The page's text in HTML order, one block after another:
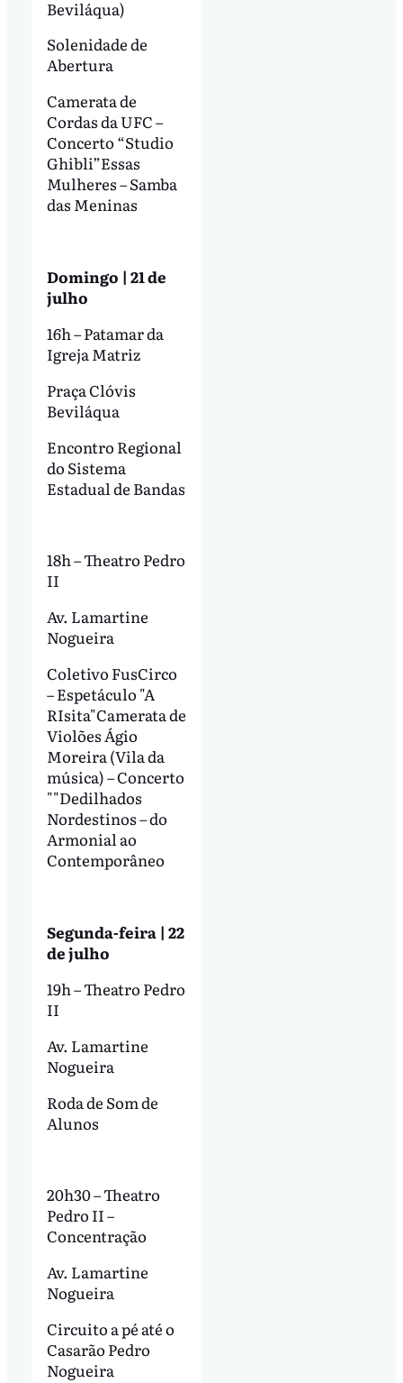
Beviláqua)
Solenidade de
Abertura
Camerata de
Cordas da UFC –
Concerto “Studio
Ghibli”Essas
Mulheres – Samba
das Meninas
Domingo | 21 de
julho
16h – Patamar da
Igreja Matriz
Praça Clóvis
Beviláqua
Encontro Regional
do Sistema
Estadual de Bandas
18h – Theatro Pedro
II
Av. Lamartine
Nogueira
Coletivo FusCirco
– Espetáculo "A
RIsita"Camerata de
Violões Ágio
Moreira (Vila da
música) – Concerto
""Dedilhados
Nordestinos – do
Armonial ao
Contemporâneo
Segunda-feira | 22
de julho
19h – Theatro Pedro
II
Av. Lamartine
Nogueira
Roda de Som de
Alunos
20h30 – Theatro
Pedro II –
Concentração
Av. Lamartine
Nogueira
Circuito a pé até o
Casarão Pedro
Nogueira